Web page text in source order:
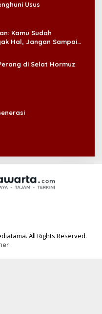
Usus
Kamu Sudah
Hal, Jangan Sampai
di Selat Hormuz
All Rights Reserved.